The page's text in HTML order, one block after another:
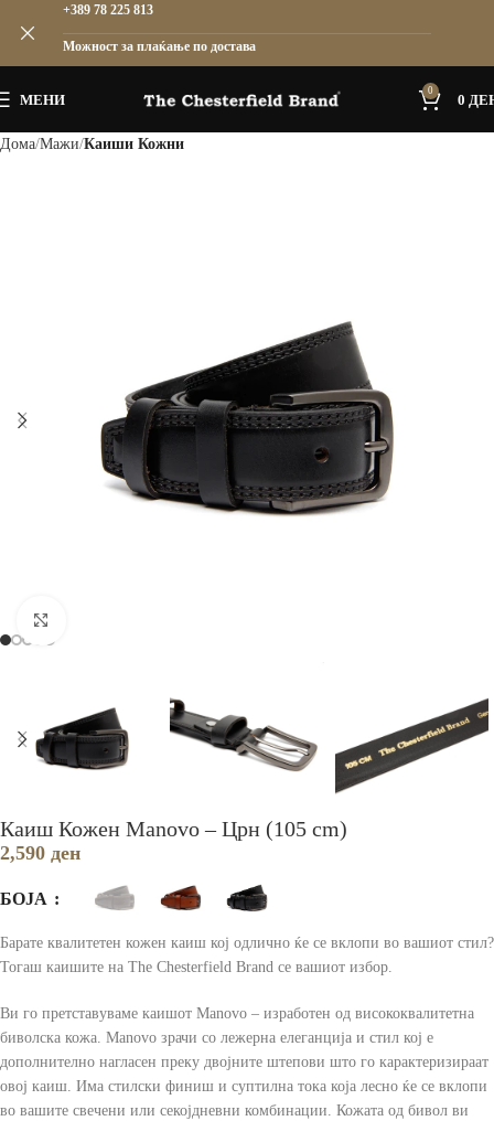
МЕНИ
0
0
Дома Мажи Каиши Кожни
Каиш Кожен Manovo – Црн (105 cm)
2,590 ден
БОЈА
Барате квалитетен кожен каиш кој одлично ќе се вклопи во вашиот стил?
Тогаш каишите на The Chesterfield Brand се вашиот избор.
Ви го претставуваме каишот Manovo – изработен од висококвалитетна
биволска кожа. Manovo зрачи со лежерна елеганција и стил кој е
дополнително нагласен преку двојните штепови што го карактеризираат
овој каиш. Има стилски финиш и суптилна тока која лесно ќе се вклопи
во вашите свечени или секојдневни комбинации. Кожата од бивол ви
+389 78 225 813
Можност за плаќање по достава